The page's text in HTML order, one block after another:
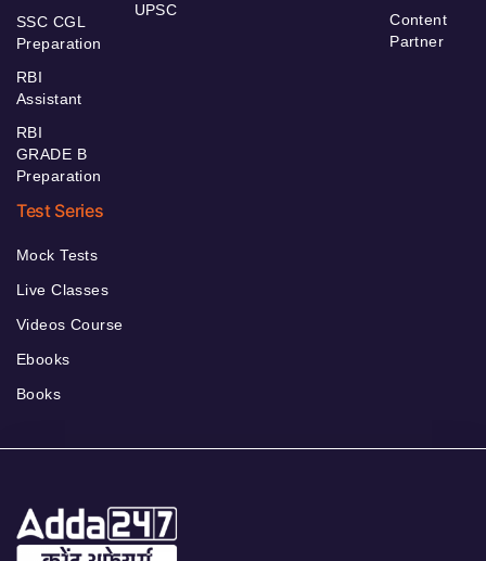
SSC CGL
Preparation
RBI
Assistant
RBI
GRADE B
Preparation
UPSC
Content
Partner
Test Series
Mock Tests
Live Classes
Videos Course
Ebooks
Books